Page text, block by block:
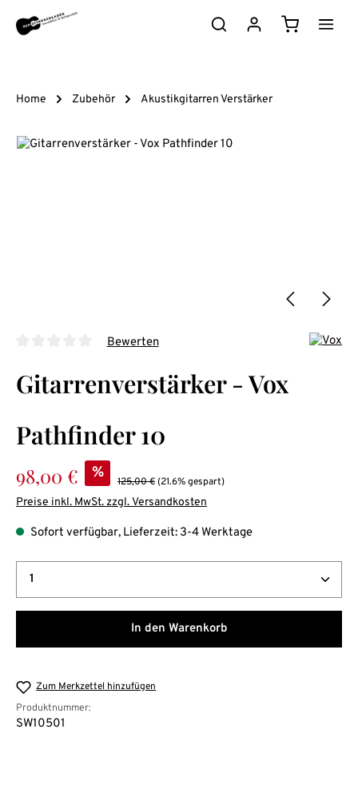
Zum Hauptinhalt springen
Home Zubehör Akustikgitarren Verstärker
Bildergalerie überspringen
Bewerten
Gitarrenverstärker - Vox
Pathfinder 10
Verkaufspreis:
98,00 € % Regulärer Preis:
125,00 € (21.6% gespart)
Preise inkl. MwSt. zzgl. Versandkosten
Sofort verfügbar, Lieferzeit: 3-4 Werktage
Produkt Anzahl: Gib den gewünschten Wert ein
In den Warenkorb
Zum Merkzettel hinzufügen
Produktnummer:
SW10501